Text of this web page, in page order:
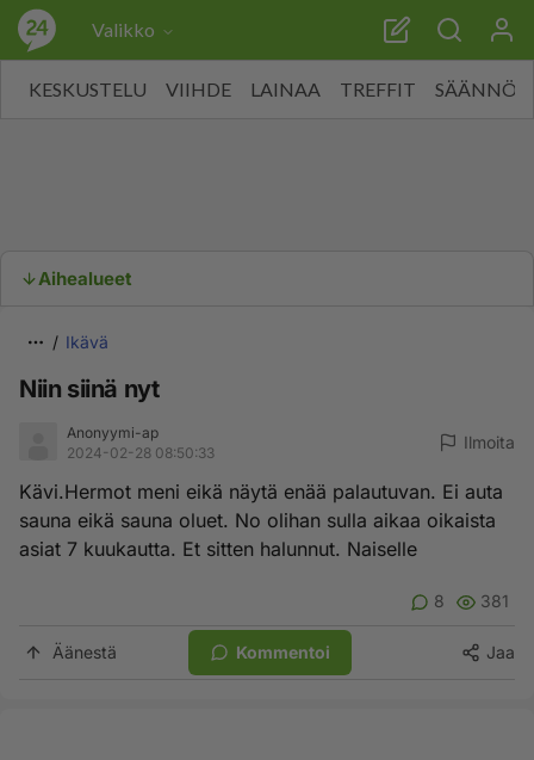
Valikko
KESKUSTELU VIIHDE LAINAA TREFFIT SÄÄNNÖT
Aihealueet
Ikävä
Niin siinä nyt
Anonyymi-ap
2024-02-28 08:50:33
Ilmoita
Kävi.Hermot meni eikä näytä enää palautuvan. Ei auta
sauna eikä sauna oluet. No olihan sulla aikaa oikaista
asiat 7 kuukautta. Et sitten halunnut. Naiselle
8 381
Äänestä Kommentoi Jaa